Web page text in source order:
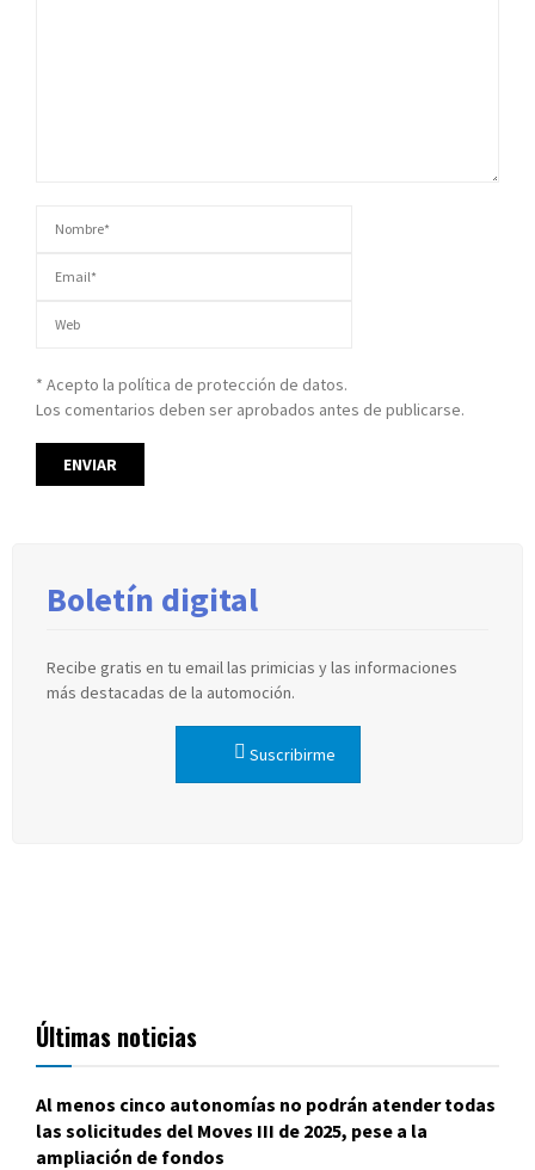
* Acepto la política de protección de datos.
Los comentarios deben ser aprobados antes de publicarse.
Boletín digital
Recibe gratis en tu email las primicias y las informaciones
más destacadas de la automoción.
Suscribirme
Últimas noticias
Al menos cinco autonomías no podrán atender todas
las solicitudes del Moves III de 2025, pese a la
ampliación de fondos